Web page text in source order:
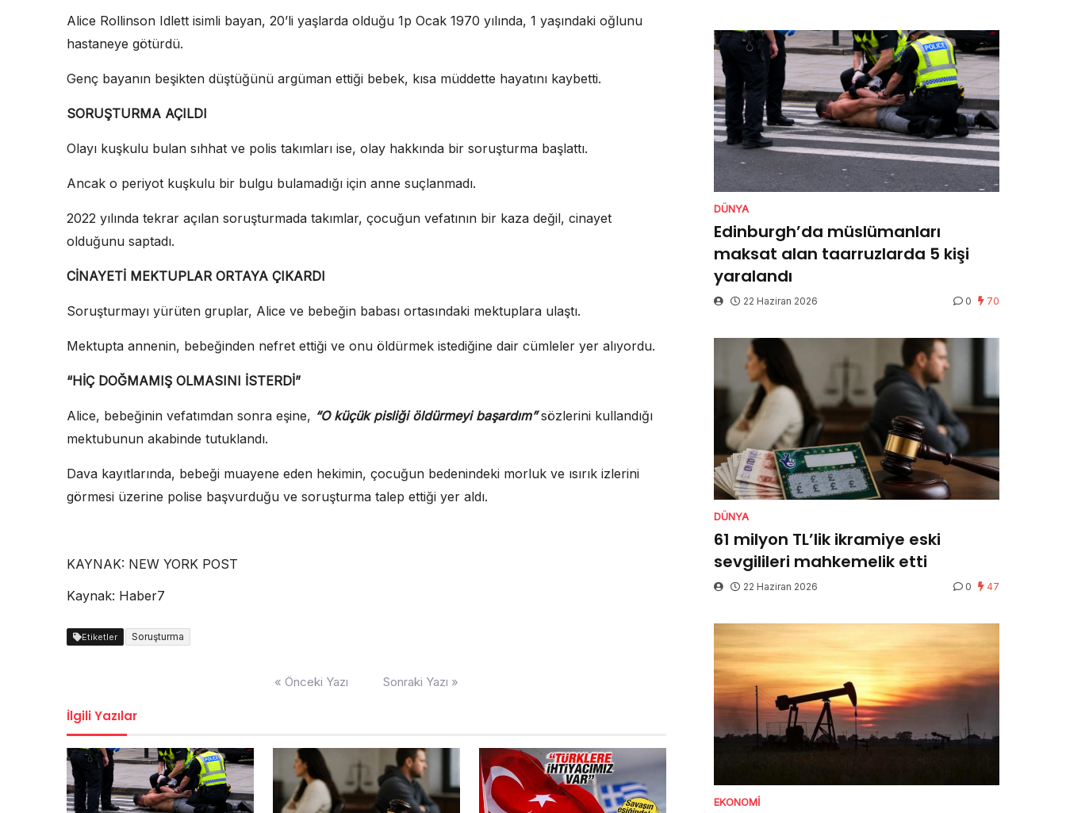
Alice Rollinson Idlett isimli bayan, 20’li yaşlarda olduğu 1p Ocak 1970 yılında, 1 yaşındaki oğlunu
hastaneye götürdü.
Genç bayanın beşikten düştüğünü argüman ettiği bebek, kısa müddette hayatını kaybetti.
SORUŞTURMA AÇILDI
Olayı kuşkulu bulan sıhhat ve polis takımları ise, olay hakkında bir soruşturma başlattı.
Ancak o periyot kuşkulu bir bulgu bulamadığı için anne suçlanmadı.
2022 yılında tekrar açılan soruşturmada takımlar, çocuğun vefatının bir kaza değil, cinayet
olduğunu saptadı.
CİNAYETİ MEKTUPLAR ORTAYA ÇIKARDI
Soruşturmayı yürüten gruplar, Alice ve bebeğin babası ortasındaki mektuplara ulaştı.
Mektupta annenin, bebeğinden nefret ettiği ve onu öldürmek istediğine dair cümleler yer alıyordu.
“HİÇ DOĞMAMIŞ OLMASINI İSTERDİ”
Alice, bebeğinin vefatımdan sonra eşine, “O küçük pisliği öldürmeyi başardım”sözlerini kullandığı
mektubunun akabinde tutuklandı.
Dava kayıtlarında, bebeği muayene eden hekimin, çocuğun bedenindeki morluk ve ısırık izlerini
görmesi üzerine polise başvurduğu ve soruşturma talep ettiği yer aldı.
KAYNAK: NEW YORK POST
Kaynak: Haber7
Etiketler Soruşturma
« Önceki Yazı Sonraki Yazı »
İlgili Yazılar
DÜNYA
Edinburgh’da müslümanları
maksat alan taarruzlarda 5 kişi
yaralandı
22 Haziran 2026 0 70
DÜNYA
61 milyon TL’lik ikramiye eski
sevgilileri mahkemelik etti
22 Haziran 2026 0 47
EKONOMI